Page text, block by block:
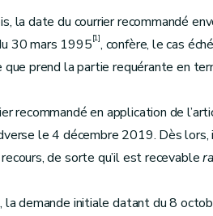
la date du courrier recommandé
30 mars 1995[1], confère, le cas
que prend la partie requérante en
recommandé en application de
le 4 décembre 2019. Dès
de sorte qu’il est recevable
la demande initiale datant du 8